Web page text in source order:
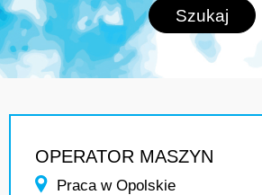
OPERATOR MASZYN
Praca w Opolskie